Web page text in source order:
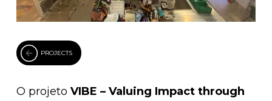
PROJECTS
O projeto VIBE – Valuing Impact through